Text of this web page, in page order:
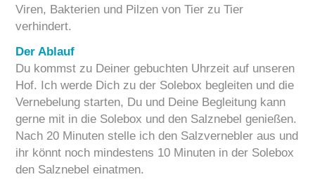
Viren, Bakterien und Pilzen von Tier zu Tier
verhindert.
Der Ablauf
Du kommst zu Deiner gebuchten Uhrzeit auf unseren
Hof. Ich werde Dich zu der Solebox begleiten und die
Vernebelung starten, Du und Deine Begleitung kann
gerne mit in die Solebox und den Salznebel genießen.
Nach 20 Minuten stelle ich den Salzvernebler aus und
ihr könnt noch mindestens 10 Minuten in der Solebox
den Salznebel einatmen.